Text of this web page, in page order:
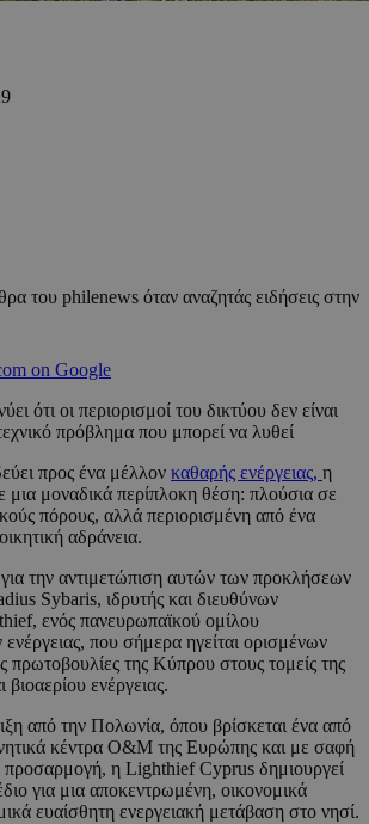
του philenews όταν αναζητάς ειδήσεις στην
on Google
ότι οι περιορισμοί του δικτύου δεν είναι
πρόβλημα που μπορεί να λυθεί
προς ένα μέλλον καθαρής ενέργειας, η
μια μοναδικά περίπλοκη θέση: πλούσια σε
πόρους, αλλά περιορισμένη από ένα
αδράνεια.
την αντιμετώπιση αυτών των προκλήσεων
Sybaris, ιδρυτής και διευθύνων
ενός πανευρωπαϊκού ομίλου
που σήμερα ηγείται ορισμένων
πρωτοβουλίες της Κύπρου στους τομείς της
βιοαερίου ενέργειας.
από την Πολωνία, όπου βρίσκεται ένα από
κέντρα O&M της Ευρώπης και με σαφή
προσαρμογή, η Lighthief Cyprus δημιουργεί
για μια αποκεντρωμένη, οικονομικά
ευαίσθητη ενεργειακή μετάβαση στο νησί.